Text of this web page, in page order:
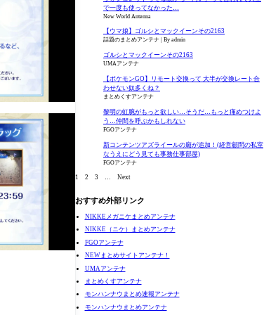
で一度も使ってなかった…
New World Antenna
【ウマ娘】ゴルシとマックイーンその2163
話題のまとめアンテナ By admin
ゴルシとマックイーンその2163
UMAアンテナ
【ポケモンGO】リモート交換って 大半が交換レート合
わせない奴多くね？
まとめくすアンテナ
黎明の虹腕がもっと欲しい…そうだ…もっと痛めつけよ
う…仲間を呼ぶかもしれない
FGOアンテナ
新コンテンツアズライールの廟が追加！(経営顧問の私室
なうえにどう見ても事務仕事部屋)
FGOアンテナ
1 2 3 Next
おすすめ外部リンク
NIKKEメガニケまとめアンテナ
NIKKE（ニケ）まとめアンテナ
FGOアンテナ
NEWまとめサイトアンテナ！
UMAアンテナ
まとめくすアンテナ
モンハンナウまとめ速報アンテナ
モンハンナウまとめアンテナ